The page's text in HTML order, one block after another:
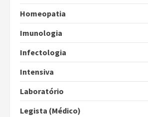
Homeopatia
Imunologia
Infectologia
Intensiva
Laboratório
Legista (Médico)